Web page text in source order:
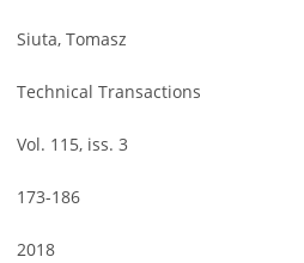
Siuta, Tomasz
Technical Transactions
Vol. 115, iss. 3
173-186
2018